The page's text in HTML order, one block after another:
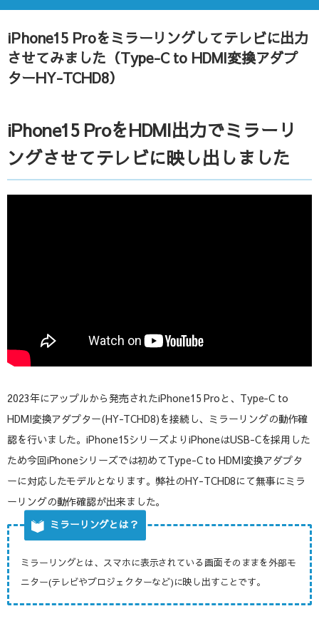
iPhone15 Proをミラーリングしてテレビに出力
させてみました（Type-C to HDMI変換アダプ
ターHY-TCHD8）
iPhone15 ProをHDMI出力でミラーリ
ングさせてテレビに映し出しました
2023年にアップルから発売されたiPhone15 Proと、Type-C to
HDMI変換アダプター(HY-TCHD8)を接続し、ミラーリングの動作確
認を行いました。iPhone15シリーズよりiPhoneはUSB-Cを採用した
ため今回iPhoneシリーズでは初めてType-C to HDMI変換アダプタ
ーに対応したモデルとなります。弊社のHY-TCHD8にて無事にミラ
ーリングの動作確認が出来ました。
ミラーリングとは？
ミラーリングとは、スマホに表示されている画面そのままを外部モ
ニター(テレビやプロジェクターなど)に映し出すことです。